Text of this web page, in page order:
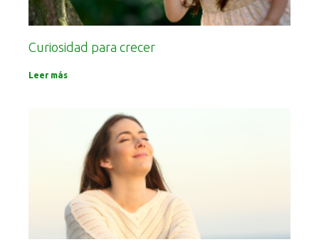
Curiosidad para crecer
Leer más